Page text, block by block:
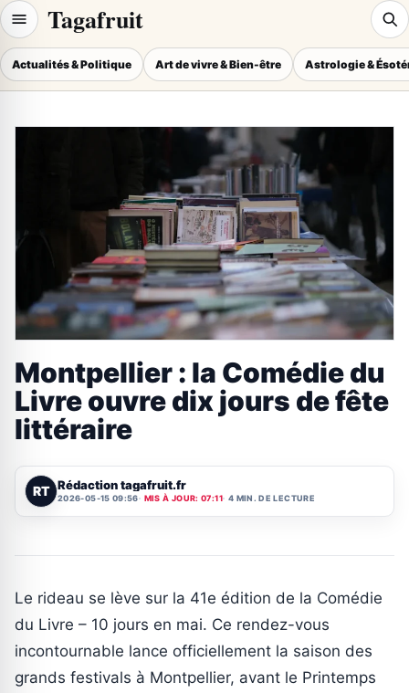
Tagafruit
Actualités & Politique Art de vivre & Bien-être Astrologie &
Montpellier : la Comédie du
Livre ouvre dix jours de fête
littéraire
RT Rédaction tagafruit.fr
2026-05-15 09:56 MIS À JOUR: 07:11 4 MIN. DE LECTURE
Le rideau se lève sur la 41e édition de la Comédie
du Livre – 10 jours en mai. Ce rendez-vous
incontournable lance officiellement la saison des
grands festivals à Montpellier, avant le Printemps